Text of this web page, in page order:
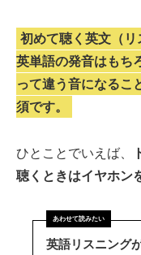
初めて聴く英文（リ
英単語の発音はもち
って違う音になるこ
須です。
ひとことでいえば、
聴くときはイヤホン
英語リスニング